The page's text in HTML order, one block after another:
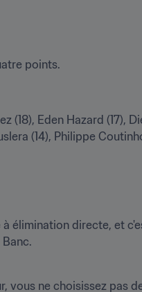
points.
(18), Eden Hazard (17),
(14), Philippe
élimination directe, et
vous ne choisissez pas